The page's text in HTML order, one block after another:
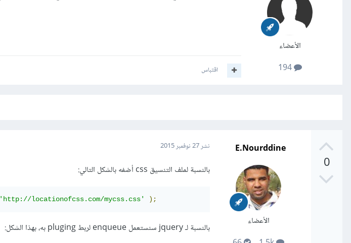
الأعضاء
194
اقتباس
0
E.Nourddine
الأعضاء
نشر27 نوفمبر 2015
بالنسبة لملف التنسيق css أضفه بالشكل التالي:
'http://locationofcss.com/mycss.css' );
بالنسبة لـ jquery سنستعمل enqueue لربط pluging به، بهذا الشكل: